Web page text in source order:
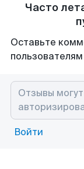
Часто
Оставьте
Войти